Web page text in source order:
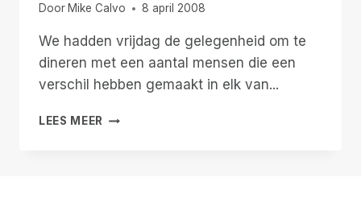
Door Mike Calvo 8 april 2008
We hadden vrijdag de gelegenheid om te
dineren met een aantal mensen die een
verschil hebben gemaakt in elk van...
LEES MEER DINEREN